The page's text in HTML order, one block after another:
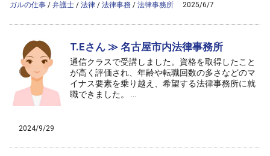
ガルの仕事 / 弁護士 / 法律 / 法律事務 / 法律事務所 2025/6/7
T.Eさん ≫ 名古屋市内法律事務所
通信クラスで受講しました。資格を取得したこと
が高く評価され、年齢や転職回数の多さなどのマ
イナス要素を乗り越え、希望する法律事務所に就
職できました。 ...
2024/9/29